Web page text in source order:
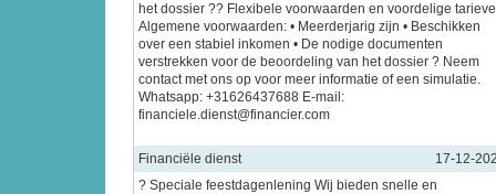
het dossier ?? Flexibele voorwaarden en voordelige
Algemene voorwaarden: • Meerderjarig zijn • Beschikken
over een stabiel inkomen • De nodige documenten
verstrekken voor de beoordeling van het dossier ? Neem
contact met ons op voor meer informatie of een simulatie.
Whatsapp: +31626437688 E-mail:
financiele.dienst@financier.com
Financiële dienst
17-12-
? Speciale feestdagenlening Wij bieden snelle en